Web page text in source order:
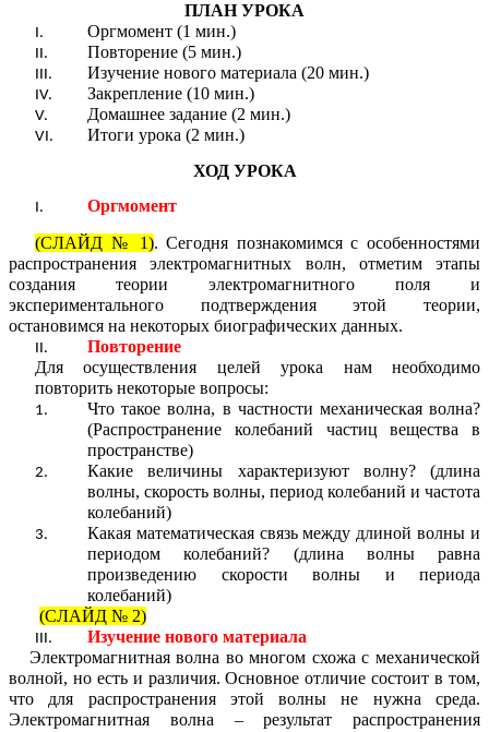
ПЛАН УРОКА
Оргмомент (1 мин.)
Повторение (5 мин.)
Изучение нового материала (20 мин.)
Закрепление (10 мин.)
Домашнее задание (2 мин.)
Итоги урока (2 мин.)
ХОД УРОКА
Оргмомент
(СЛАЙД № 1). Сегодня познакомимся с особенностями
распространения электромагнитных волн, отметим этапы
создания теории электромагнитного поля и
экспериментального подтверждения этой теории,
остановимся на некоторых биографических данных.
Повторение
Для осуществления целей урока нам необходимо
повторить некоторые вопросы:
Что такое волна, в частности механическая волна?
(Распространение колебаний частиц вещества в
пространстве)
Какие величины характеризуют волну? (длина
волны, скорость волны, период колебаний и частота
колебаний)
Какая математическая связь между длиной волны и
периодом колебаний? (длина волны равна
произведению скорости волны и периода
колебаний)
(СЛАЙД № 2)
Изучение нового материала
Электромагнитная волна во многом схожа с механической
волной, но есть и различия. Основное отличие состоит в том,
что для распространения этой волны не нужна среда.
Электромагнитная волна – результат распространения